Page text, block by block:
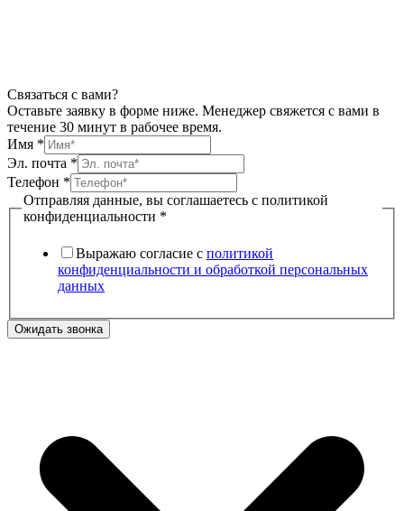
Связаться с вами?
Оставьте заявку в форме ниже. Менеджер свяжется с вами в
течение 30 минут в рабочее время.
Имя *
конфиденциальности
почта
Телефон
Эл. почта *
Телефон *
Отправляя данные, вы соглашаетесь с политикой
конфиденциальности *
Выражаю согласие с политикой
конфиденциальности и обработкой персональных
данных
Ожидать звонка